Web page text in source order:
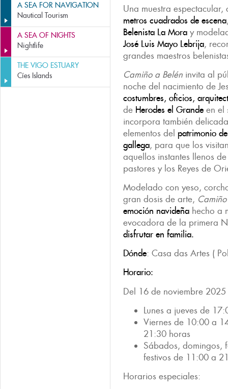
A SEA FOR NAVIGATION
Nautical Tourism
A SEA OF NIGHTS
Nightlife
THE VIGO ESTUARY
Cíes Islands
Una muestra
metros cuadrados de escena
Belenista La Mora y
José Luis Mayo Lebrija,
grandes maestros
Camiño a Belén invita al
noche del nacimiento de
costumbres, oficios,
de Herodes el Grande en el
incorpora también
elementos del patrimonio
gallega, para que los
aquellos instantes llenos
pastores y los Reyes de
Modelado con yeso,
gran dosis de arte,
emoción navideña hecho a
evocadora de la primera
disfrutar en familia.
Dónde: Casa das Artes (
Horario:
Del 16 de noviembre
Lunes a jueves de
Viernes de 10:00 a
21:30 horas
Sábados, domingos,
festivos de 11:00 a
Horarios especiales: